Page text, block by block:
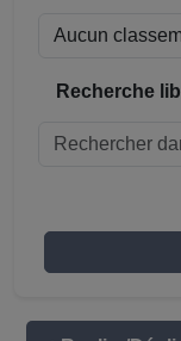
Recherche